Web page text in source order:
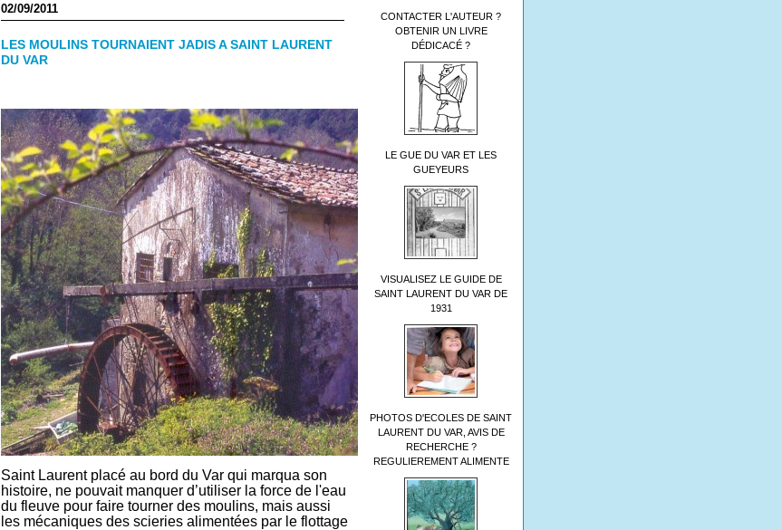
CONTACTER L'AUTEUR ?
OBTENIR UN LIVRE
DÉDICACÉ ?
LE GUE DU VAR ET LES
GUEYEURS
VISUALISEZ LE GUIDE DE
SAINT LAURENT DU VAR DE
1931
PHOTOS D'ECOLES DE SAINT
LAURENT DU VAR, AVIS DE
RECHERCHE ?
REGULIEREMENT ALIMENTE
02/09/2011
LES MOULINS TOURNAIENT JADIS A SAINT LAURENT
DU VAR
Saint Laurent placé au bord du Var qui marqua son
histoire, ne pouvait manquer d’utiliser la force de l'eau
du fleuve pour faire tourner des moulins, mais aussi
les mécaniques des scieries alimentées par le flottage